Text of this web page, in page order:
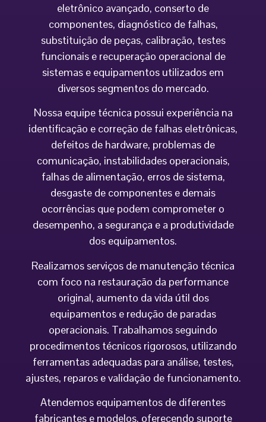
eletrônico avançado, conserto de
componentes, diagnóstico de falhas,
substituição de peças, calibração, testes
funcionais e recuperação operacional de
sistemas e equipamentos utilizados em
diversos segmentos do mercado.
Nossa equipe técnica possui experiência na
identificação e correção de falhas eletrônicas,
defeitos de hardware, problemas de
comunicação, instabilidades operacionais,
falhas de alimentação, erros de sistema,
desgaste de componentes e demais
ocorrências que podem comprometer o
desempenho, a segurança e a produtividade
dos equipamentos.
Realizamos serviços de manutenção técnica
com foco na restauração da performance
original, aumento da vida útil dos
equipamentos e redução de paradas
operacionais. Trabalhamos seguindo
procedimentos técnicos rigorosos, utilizando
ferramentas adequadas para análise, testes,
ajustes, reparos e validação de funcionamento.
Atendemos equipamentos de diferentes
fabricantes e modelos, oferecendo suporte